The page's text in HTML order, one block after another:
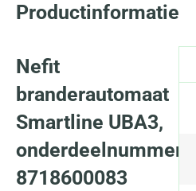
Productinformatie
Nefit
branderautomaat
Smartline UBA3,
onderdeelnummer
8718600083